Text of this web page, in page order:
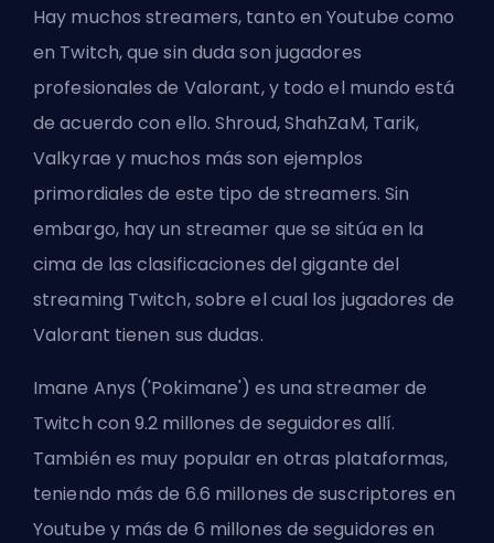
Hay muchos streamers, tanto en Youtube como
en Twitch, que sin duda son jugadores
profesionales de Valorant, y todo el mundo está
de acuerdo con ello. Shroud, ShahZaM, Tarik,
Valkyrae y muchos más son ejemplos
primordiales de este tipo de streamers. Sin
embargo, hay un streamer que se sitúa en la
cima de las clasificaciones del gigante del
streaming Twitch, sobre el cual los jugadores de
Valorant tienen sus dudas.
Imane Anys ('Pokimane') es una streamer de
Twitch con 9.2 millones de seguidores allí.
También es muy popular en otras plataformas,
teniendo más de 6.6 millones de suscriptores en
Youtube y más de 6 millones de seguidores en